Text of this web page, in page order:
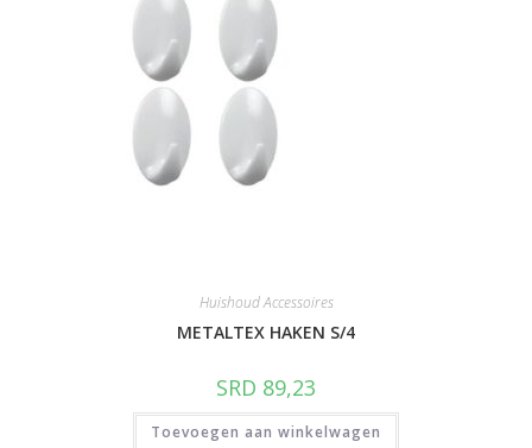
Huishoud Accessoires
METALTEX HAKEN S/4
SRD 89,23
Toevoegen aan winkelwagen